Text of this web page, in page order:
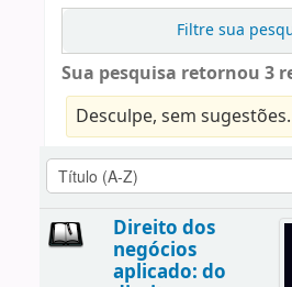
Filtre sua
Sua pesquisa retornou 3
Desculpe, sem sugestões.
Direito dos
negócios
aplicado: do